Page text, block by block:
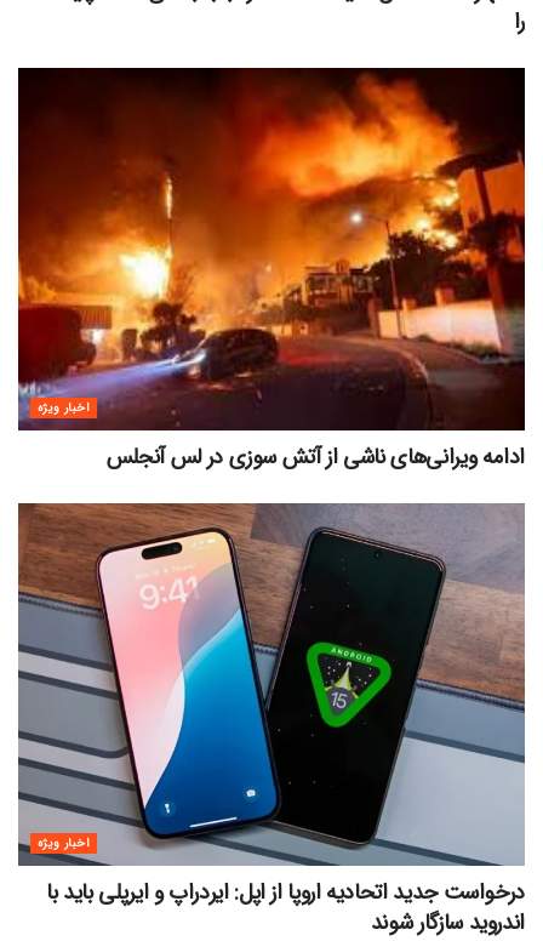
را
اخبار ویژه
ادامه ویرانی‌های ناشی از آتش سوزی در لس آنجلس
اخبار ویژه
درخواست جدید اتحادیه اروپا از اپل: ایردراپ و ایرپلی باید با
اندروید سازگار شوند